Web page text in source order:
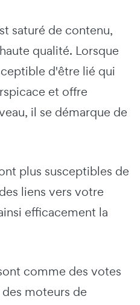
saturé de contenu,
qualité. Lorsque
d'être lié qui
et offre
il se démarque de
plus susceptibles de
liens vers votre
efficacement la
comme des votes
moteurs de